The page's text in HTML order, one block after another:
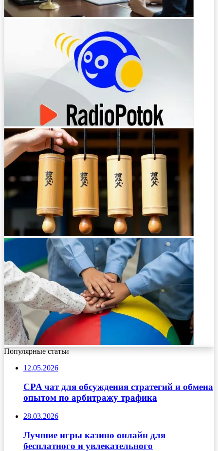
Популярные статьи
12.05.2026
CPA чат для обсуждения стратегий и обмена
опытом по арбитражу трафика
28.03.2026
Лучшие игры казино онлайн для
бесплатного и увлекательного